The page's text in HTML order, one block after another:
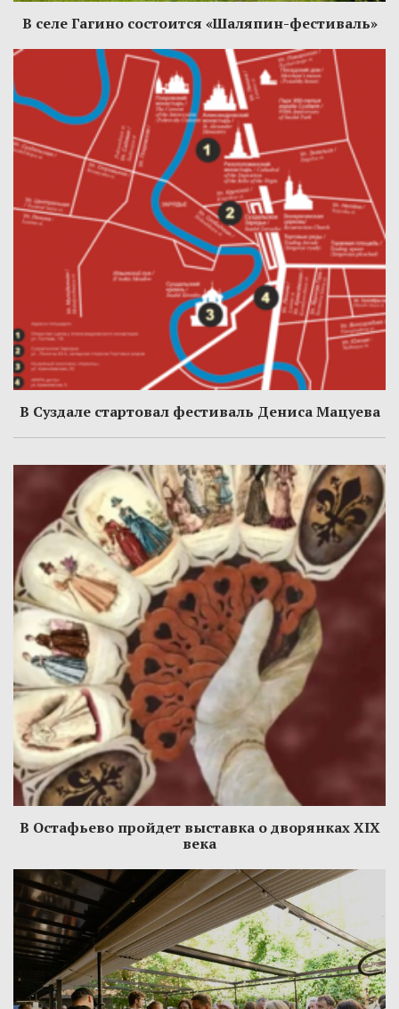
В селе Гагино состоится «Шаляпин-фестиваль»
В Суздале стартовал фестиваль Дениса Мацуева
В Остафьево пройдет выставка о дворянках XIX
века